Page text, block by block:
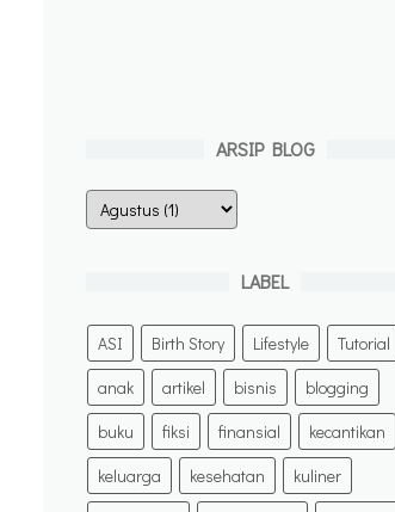
ARSIP BLOG
LABEL
ASI Birth Story Lifestyle
Tutorial
anak
artikel bisnis
blogging
buku
fiksi finansial
kecantikan
keluarga
kesehatan
kuliner